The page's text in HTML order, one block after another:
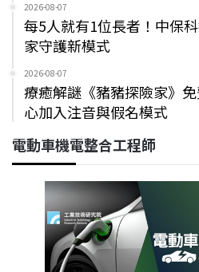
2026-08-07
每5人就有1位長者！中保
家守護新模式
2026-08-07
療癒解謎《豬豬探險家》
心加入注音與假名模式
電動車機電整合工程師